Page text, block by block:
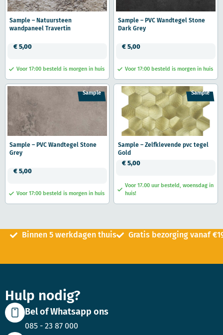
Sample – Natuursteen
wandpaneel Travertin
€ 5,00
Voor 17:00 besteld is morgen in huis
Sample – PVC Wandtegel Stone
Dark Grey
€ 5,00
Voor 17:00 besteld is morgen in huis
Sample
Sample – PVC Wandtegel Stone
Grey
€ 5,00
Voor 17:00 besteld is morgen in huis
Sample
Sample – Zelfklevende pvc tegel
Gold
€ 5,00
Voor 17.00 uur besteld, woensdag in
huis!
Binnen 5 werkdagen thuis Gratis bezorging vanaf
Hulp nodig?
Bel of Whatsapp ons
085 - 23 87 000